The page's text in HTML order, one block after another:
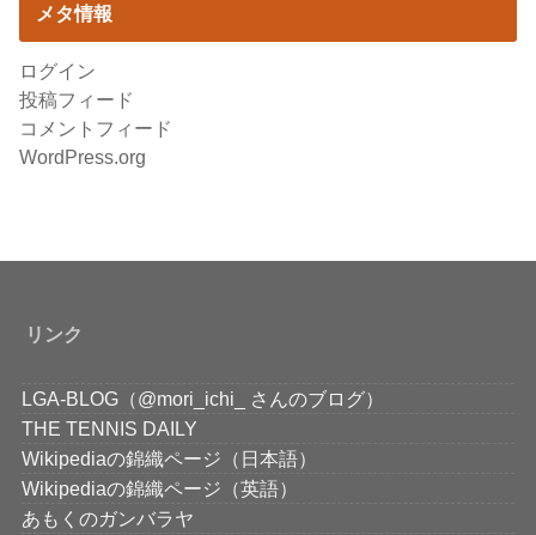
メタ情報
ログイン
投稿フィード
コメントフィード
WordPress.org
リンク
LGA-BLOG（@mori_ichi_ さんのブログ）
THE TENNIS DAILY
Wikipediaの錦織ページ（日本語）
Wikipediaの錦織ページ（英語）
あもくのガンバラヤ